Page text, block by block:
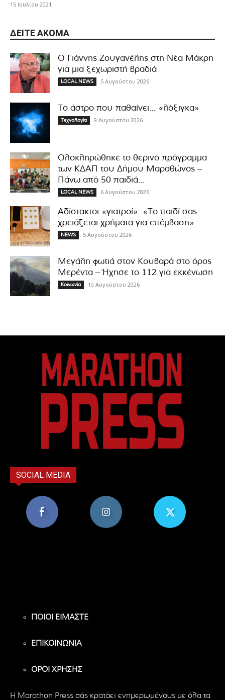
15 Ιουλίου 2021
ΔΕΊΤΕ ΑΚΌΜΑ
Ο Γιάννης Ζουγανέλης στη Νέα Μάκρη
για μια ξεχωριστή βραδιά
LOCAL NEWS 5 Αυγούστου 2026
Το άστρο που παθαίνει… «λόξιγκα»
Τεχνολογία 9 Αυγούστου 2026
Ολοκληρώθηκε το θερινό πρόγραμμα
των ΚΔΑΠ του Δήμου Μαραθώνος –
Πάνω από 50 παιδιά...
LOCAL NEWS 6 Αυγούστου 2026
Αδίστακτοι «γιατροί»: «Το παιδί σας
χρειάζεται χρήματα για επέμβαση»
NEWS 5 Αυγούστου 2026
Μεγάλη φωτιά στον Κουβαρά στο όρος
Μερέντα – Ήχησε το 112 για εκκένωση
Κοινωνία 10 Αυγούστου 2026
SOCIAL MEDIA
ΠΟΙΟΙ ΕΙΜΑΣΤΕ
ΕΠΙΚΟΙΝΩΝΙΑ
ΟΡΟΙ ΧΡΗΣΗΣ
H Marathon Press σάς κρατάει ενημερωμένους με όλα τα